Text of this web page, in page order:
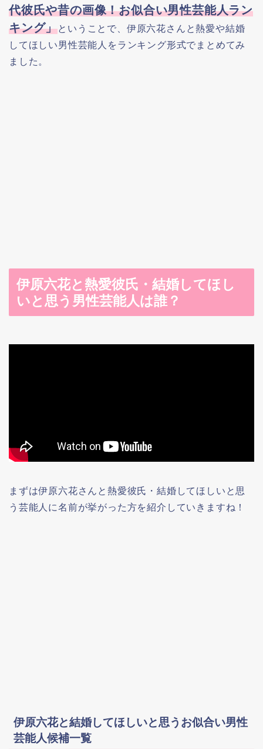
代彼氏や昔の画像！お似合い男性芸能人ラン
キング」ということで、伊原六花さんと熱愛や結婚
してほしい男性芸能人をランキング形式でまとめてみ
ました。
伊原六花と熱愛彼氏・結婚してほし
いと思う男性芸能人は誰？
まずは伊原六花さんと熱愛彼氏・結婚してほしいと思
う芸能人に名前が挙がった方を紹介していきますね！
伊原六花と結婚してほしいと思うお似合い男性
芸能人候補一覧